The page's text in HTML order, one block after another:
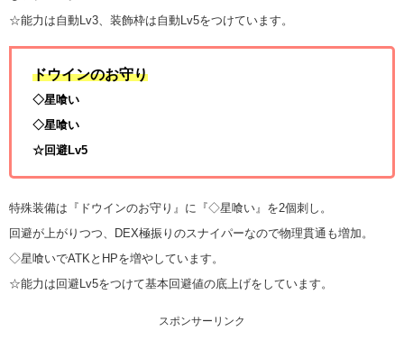
☆能力は自動Lv3、装飾枠は自動Lv5をつけています。
ドウインのお守り
◇星喰い
◇星喰い
☆回避Lv5
特殊装備は『ドウインのお守り』に『◇星喰い』を2個刺し。
回避が上がりつつ、DEX極振りのスナイパーなので物理貫通も増加。
◇星喰いでATKとHPを増やしています。
☆能力は回避Lv5をつけて基本回避値の底上げをしています。
スポンサーリンク